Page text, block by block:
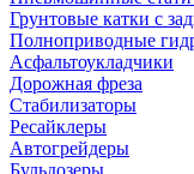
Грунтовые катки с
Полноприводные
Асфальтоукладчики
Дорожная фреза
Стабилизаторы
Ресайклеры
Автогрейдеры
Бульдозеры